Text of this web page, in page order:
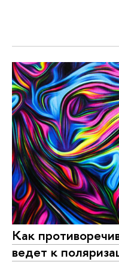
Как
ведет к